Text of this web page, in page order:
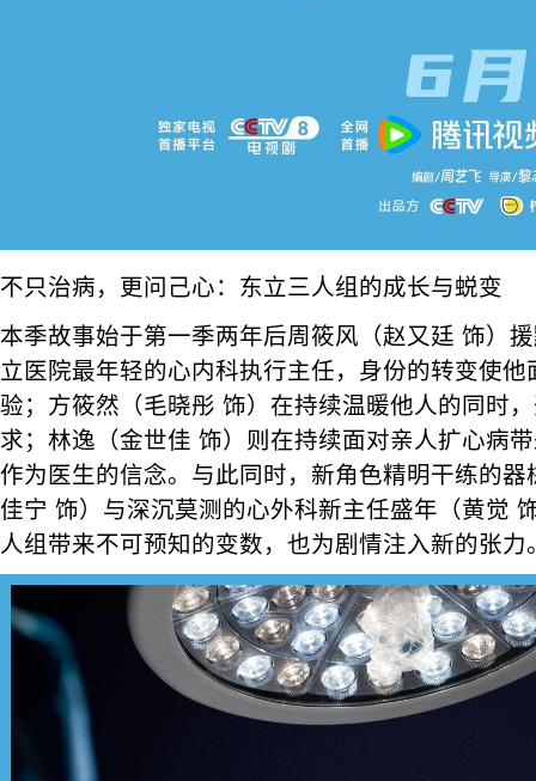
不只治病，更问己心：东立三人组的成长与蜕变
本季故事始于第一季两年后周筱风（赵又廷 饰）
立医院最年轻的心内科执行主任，身份的转变使
验；方筱然（毛晓彤 饰）在持续温暖他人的同时
求；林逸（金世佳 饰）则在持续面对亲人扩心病
作为医生的信念。与此同时，新角色精明干练的
佳宁 饰）与深沉莫测的心外科新主任盛年（黄觉
人组带来不可预知的变数，也为剧情注入新的张力